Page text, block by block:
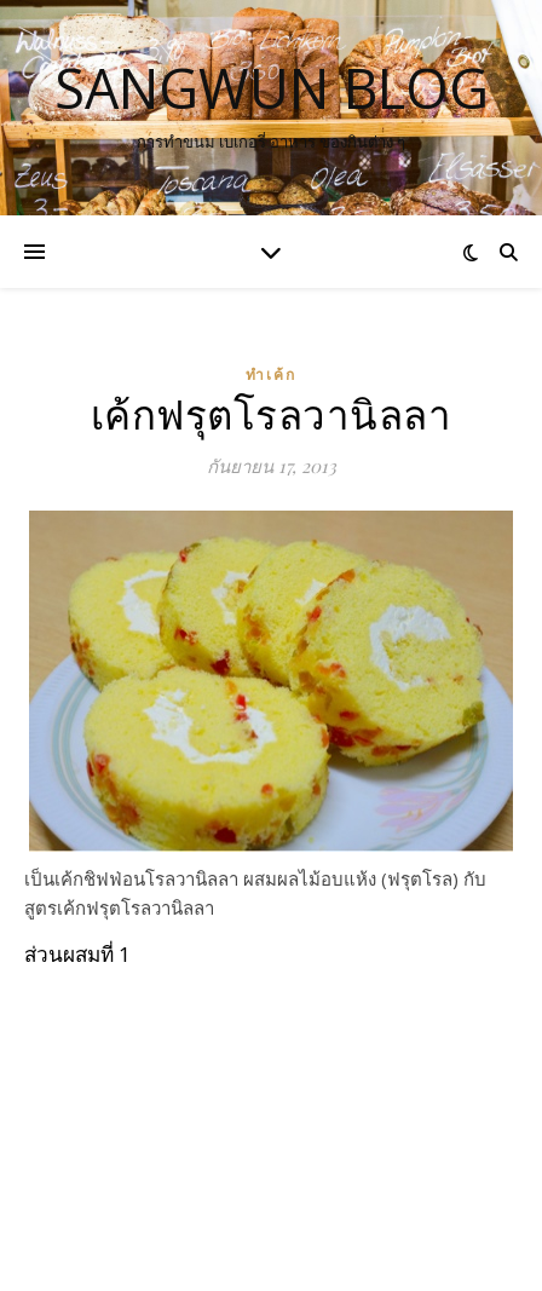
SANGWUN BLOG
การทำขนม เบเกอรี่ อาหาร ของกินต่าง ๆ
ทำเค้ก
เค้กฟรุตโรลวานิลลา
กันยายน 17, 2013
เป็นเค้กชิฟฟ่อนโรลวานิลลา ผสมผลไม้อบแห้ง (ฟรุตโรล) กับ
สูตรเค้กฟรุตโรลวานิลลา
ส่วนผสมที่ 1